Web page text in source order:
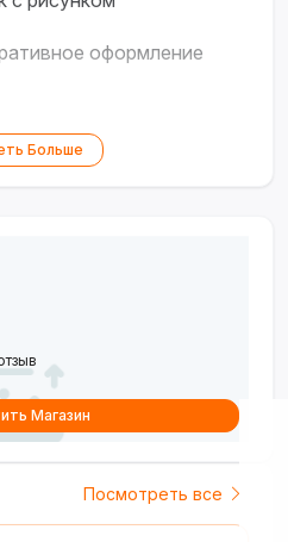
оформление
Больше
Посмотреть все
Магазин